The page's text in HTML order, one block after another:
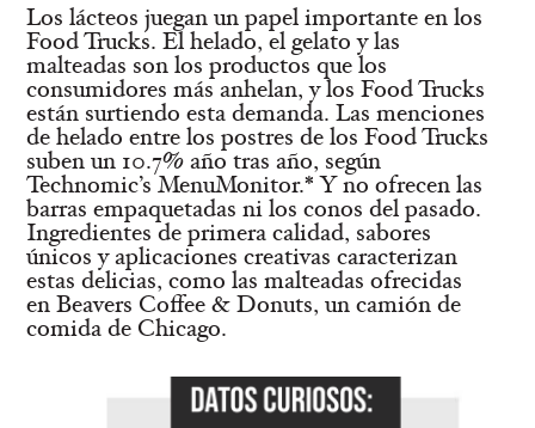
Los lácteos juegan un papel importante en los
Food Trucks. El helado, el gelato y las
malteadas son los productos que los
consumidores más anhelan, y los Food Trucks
están surtiendo esta demanda. Las menciones
de helado entre los postres de los Food Trucks
suben un 10.7% año tras año, según
Technomic’s MenuMonitor.* Y no ofrecen las
barras empaquetadas ni los conos del pasado.
Ingredientes de primera calidad, sabores
únicos y aplicaciones creativas caracterizan
estas delicias, como las malteadas ofrecidas
en Beavers Coffee & Donuts, un camión de
comida de Chicago.